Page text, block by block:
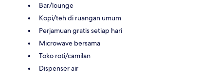
Bar/lounge
Kopi/teh di ruangan umum
Perjamuan gratis setiap hari
Microwave bersama
Toko roti/camilan
Dispenser air